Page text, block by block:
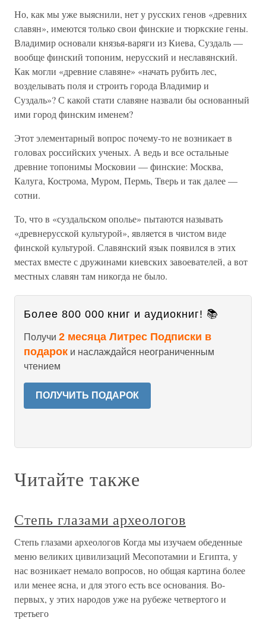
Но, как мы уже выяснили, нет у русских генов «древних
славян», имеются только свои финские и тюркские гены.
Владимир основали князья-варяги из Киева, Суздаль —
вообще финский топоним, нерусский и неславянский.
Как могли «древние славяне» «начать рубить лес,
возделывать поля и строить города Владимир и
Суздаль»? С какой стати славяне назвали бы основанный
ими город финским именем?
Этот элементарный вопрос почему-то не возникает в
головах российских ученых. А ведь и все остальные
древние топонимы Московии — финские: Москва,
Калуга, Кострома, Муром, Пермь, Тверь и так далее —
сотни.
То, что в «суздальском ополье» пытаются называть
«древнерусской культурой», является в чистом виде
финской культурой. Славянский язык появился в этих
местах вместе с дружинами киевских завоевателей, а вот
местных славян там никогда не было.
Более 800 000 книг и аудиокниг! 📚
Получи 2 месяца Литрес Подписки в
подарок и наслаждайся неограниченным
чтением
ПОЛУЧИТЬ ПОДАРОК
Читайте также
Степь глазами археологов
Степь глазами археологов Когда мы изучаем обеденные
меню великих цивилизаций Месопотамии и Египта, у
нас возникает немало вопросов, но общая картина более
или менее ясна, и для этого есть все основания. Во-
первых, у этих народов уже на рубеже четвертого и
третьего